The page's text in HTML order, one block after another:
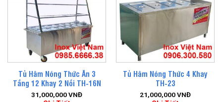
Tủ Hâm Nóng Thức Ăn 3
Tầng 12 Khay 2 Nồi TH-16N
31,000,000VNĐ
Tủ Hâm Nóng Thức 4 Khay
TH-23
21,000,000VNĐ